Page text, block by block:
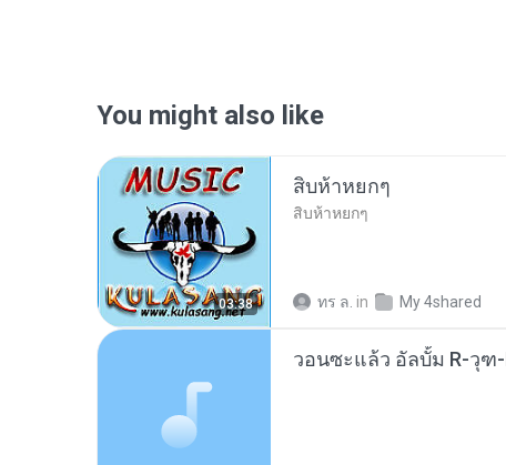
You might also like
03:38
สิบห้าหยกๆ
สิบห้าหยกๆ
ทร ล. in My 4shared